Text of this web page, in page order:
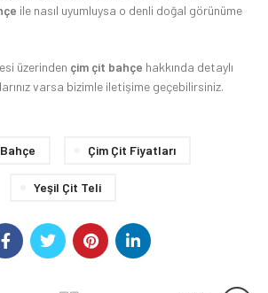
ile nasıl uyumluysa o denli doğal görünüme
üzerinden çim çit bahçe hakkında detaylı
varsa bizimle iletişime geçebilirsiniz.
Çim Çit Fiyatları
Yeşil Çit Teli